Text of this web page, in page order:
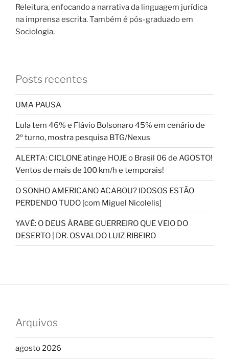
Releitura, enfocando a narrativa da linguagem jurídica
na imprensa escrita. Também é pós-graduado em
Sociologia.
Posts recentes
UMA PAUSA
Lula tem 46% e Flávio Bolsonaro 45% em cenário de
2º turno, mostra pesquisa BTG/Nexus
ALERTA: CICLONE atinge HOJE o Brasil 06 de AGOSTO!
Ventos de mais de 100 km/h e temporais!
O SONHO AMERICANO ACABOU? IDOSOS ESTÃO
PERDENDO TUDO [com Miguel Nicolelis]
YAVÉ: O DEUS ÁRABE GUERREIRO QUE VEIO DO
DESERTO | DR. OSVALDO LUIZ RIBEIRO
Arquivos
agosto 2026